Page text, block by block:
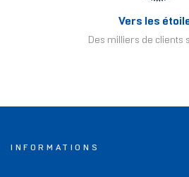
Vers les
Des milliers de clients
INFORMATIONS